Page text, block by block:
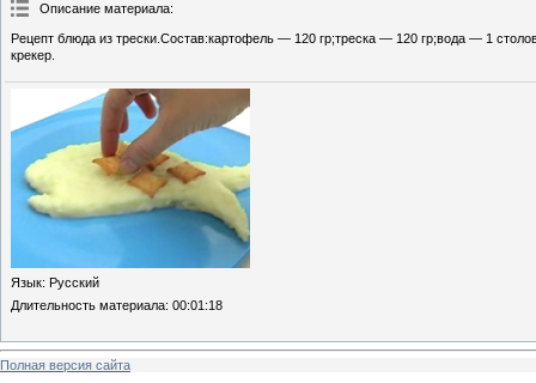
Описание материала:
Рецепт блюда из трески.Состав:картофель — 120 гр;треска — 120 гр;вода — 1
крекер.
Язык: Русский
Длительность материала: 00:01:18
Полная версия сайта